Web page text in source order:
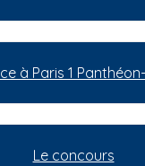
à Paris 1
Le concours